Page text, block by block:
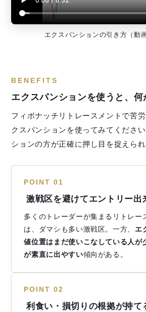
エクスパンションの引き方（動
BENEFITS
エクスパンションを使うと、何
フィボナッチリトレースメントで苦
クスパンションを使ってみてくださ
ションの方が正確に押し目を捉えられ
POINT 01
激戦区を避けてエントリー出
多くのトレーダーが集まるリトレー
は、ダマシも多い激戦区。一方、 エ
値位置はまだ使いこなしている人が
が素直に出やすい傾向がある。
POINT 02
利食い・損切りの根拠が持て